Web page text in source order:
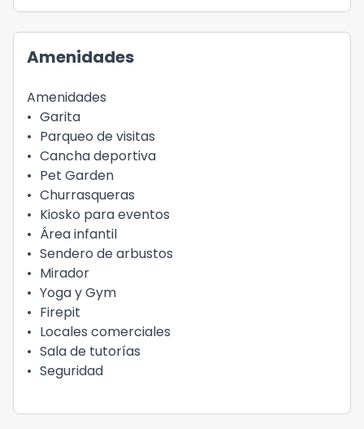
Amenidades
Amenidades
• Garita
• Parqueo de visitas
• Cancha deportiva
• Pet Garden
• Churrasqueras
• Kiosko para eventos
• Área infantil
• Sendero de arbustos
• Mirador
• Yoga y Gym
• Firepit
• Locales comerciales
• Sala de tutorías
• Seguridad